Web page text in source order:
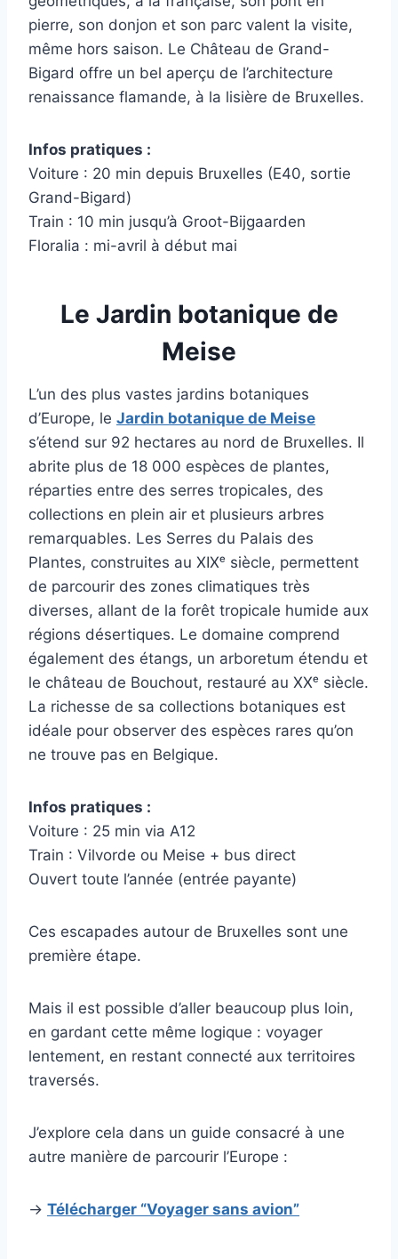
pierre, son donjon et son parc valent la visite,
même hors saison. Le Château de Grand-
Bigard offre un bel aperçu de l’architecture
renaissance flamande, à la lisière de Bruxelles.
Infos pratiques :
Voiture : 20 min depuis Bruxelles (E40, sortie
Grand-Bigard)
Train : 10 min jusqu’à Groot-Bijgaarden
Floralia : mi-avril à début mai
Le Jardin botanique de
Meise
L’un des plus vastes jardins botaniques
d’Europe, le Jardin botanique de Meise
s’étend sur 92 hectares au nord de Bruxelles. Il
abrite plus de 18 000 espèces de plantes,
réparties entre des serres tropicales, des
collections en plein air et plusieurs arbres
remarquables. Les Serres du Palais des
Plantes, construites au XIXᵉ siècle, permettent
de parcourir des zones climatiques très
diverses, allant de la forêt tropicale humide aux
régions désertiques. Le domaine comprend
également des étangs, un arboretum étendu et
le château de Bouchout, restauré au XXᵉ siècle.
La richesse de sa collections botaniques est
idéale pour observer des espèces rares qu’on
ne trouve pas en Belgique.
Infos pratiques :
Voiture : 25 min via A12
Train : Vilvorde ou Meise + bus direct
Ouvert toute l’année (entrée payante)
Ces escapades autour de Bruxelles sont une
première étape.
Mais il est possible d’aller beaucoup plus loin,
en gardant cette même logique : voyager
lentement, en restant connecté aux territoires
traversés.
J’explore cela dans un guide consacré à une
autre manière de parcourir l’Europe :
→ Télécharger “Voyager sans avion”